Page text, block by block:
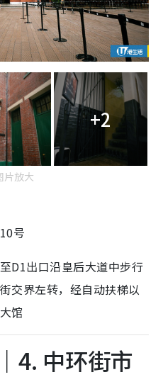
+2
片放大
号
D1出口沿皇后大道中步行
交界左转，经自动扶梯以
馆
4. 中环街市